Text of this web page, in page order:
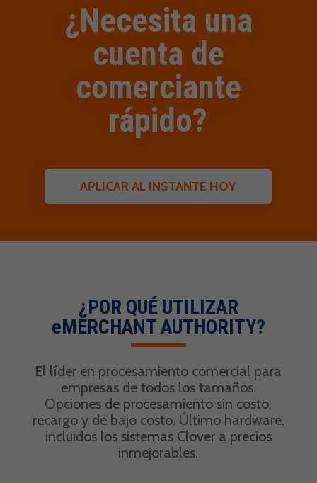
¿Necesita una
cuenta de
comerciante
rápido?
APLICAR AL INSTANTE HOY
¿POR QUÉ UTILIZAR
eMERCHANT AUTHORITY?
El líder en procesamiento comercial para
empresas de todos los tamaños.
Opciones de procesamiento sin costo,
recargo y de bajo costo. Último hardware,
incluidos los sistemas Clover a precios
inmejorables.